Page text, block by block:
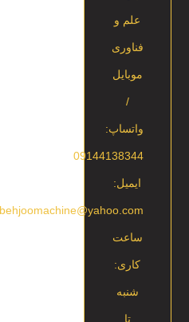
علم و
فناوری
موبایل
/
واتساپ:
09144138344
ایمیل:
ساعت
کاری:
شنبه
تا